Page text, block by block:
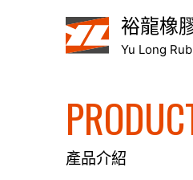
裕龍橡
Yu Long
產品介紹